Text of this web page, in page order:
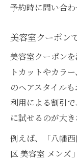
予約時に問い合わ
美容室クーポン
美容室クーポン
トカットやカラ
のヘアスタイル
利用による割引
に試せるのが大き
例えば、「八幡
区 美容室 メンズ